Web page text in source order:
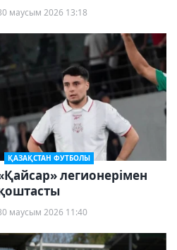
маусым 2026 13:18
ҚАЗАҚСТАН ФУТБОЛЫ
легионерімен
маусым 2026 11:40